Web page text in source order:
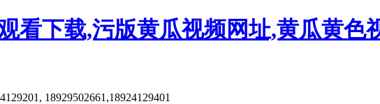
看下载,污版黄瓜视频网址,黄瓜黄色
18929502661,18924129401